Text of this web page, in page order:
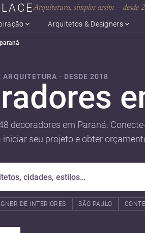
Arquitetura, simples assim — desde
Arquitetos & Designers
paraná
· DESDE 2018
decoradores em Paraná.
iniciar seu projeto e obter
DE INTERIORES SÃO PAULO